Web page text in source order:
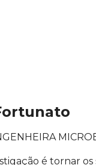
é tornar